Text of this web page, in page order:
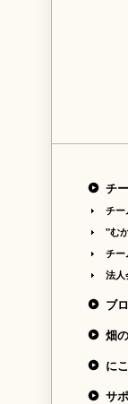
チ
チー
"む
チー
法人
ブ
畑
に
サ